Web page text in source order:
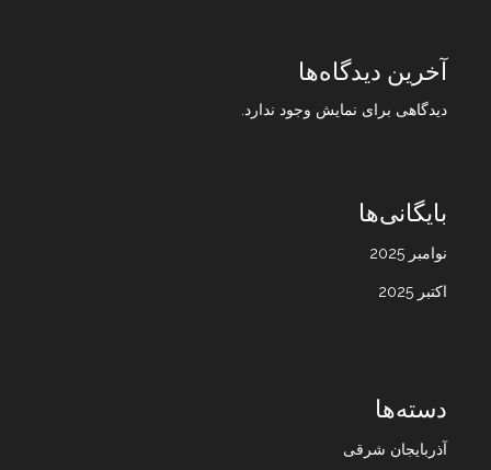
آخرین دیدگاه‌ها
دیدگاهی برای نمایش وجود ندارد.
بایگانی‌ها
نوامبر 2025
اکتبر 2025
دسته‌ها
آذربایجان شرقی